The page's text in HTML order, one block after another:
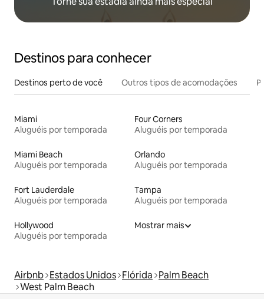
Destinos para conhecer
Destinos perto de você Outros tipos de acomodações
Miami
Aluguéis por temporada
Four Corners
Aluguéis por temporada
Miami Beach
Aluguéis por temporada
Orlando
Aluguéis por temporada
Fort Lauderdale
Aluguéis por temporada
Tampa
Aluguéis por temporada
Hollywood
Aluguéis por temporada
Mostrar mais
Airbnb Estados Unidos Flórida Palm Beach
West Palm Beach